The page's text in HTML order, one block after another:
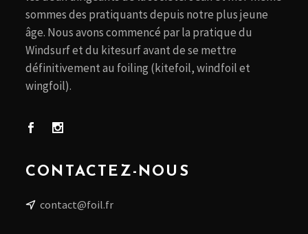
sommes des pratiquants depuis notre plus jeune
âge. Nous avons commencé par la pratique du
Windsurf et du kitesurf avant de se mettre
définitivement au foiling (kitefoil, windfoil et
wingfoil).
CONTACTEZ-NOUS
contact@foil.fr